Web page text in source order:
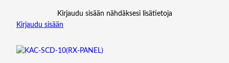
Kirjaudu sisään nähdäksesi lisätietoja
Kirjaudu sisään